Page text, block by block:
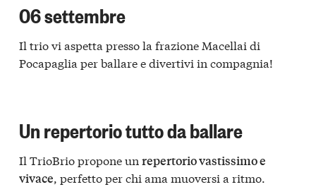
06 settembre
Il trio vi aspetta presso la frazione Macellai di
Pocapaglia per ballare e divertivi in compagnia!
Un repertorio tutto da ballare
Il TrioBrio propone un repertorio vastissimo e
vivace , perfetto per chi ama muoversi a ritmo.